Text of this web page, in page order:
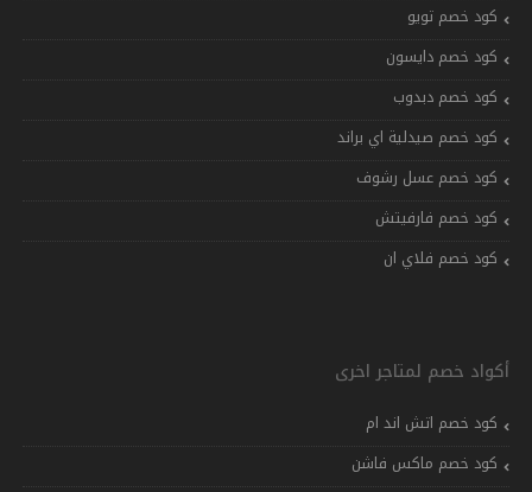
كود خصم تويو
كود خصم دايسون
كود خصم دبدوب
كود خصم صيدلية اي براند
كود خصم عسل رشوف
كود خصم فارفيتش
كود خصم فلاي ان
أكواد خصم لمتاجر اخرى
كود خصم اتش اند ام
كود خصم ماكس فاشن